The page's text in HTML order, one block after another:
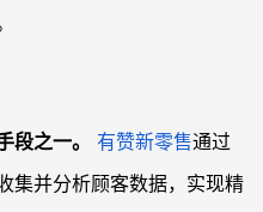
段之一。 有赞新零售通过
集并分析顾客数据，实现精